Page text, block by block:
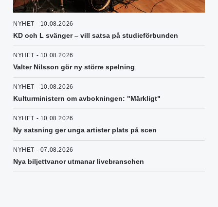
NYHET - 10.08.2026
KD och L svänger – vill satsa på studieförbunden
NYHET - 10.08.2026
Valter Nilsson gör ny större spelning
NYHET - 10.08.2026
Kulturministern om avbokningen: "Märkligt"
NYHET - 10.08.2026
Ny satsning ger unga artister plats på scen
NYHET - 07.08.2026
Nya biljettvanor utmanar livebranschen